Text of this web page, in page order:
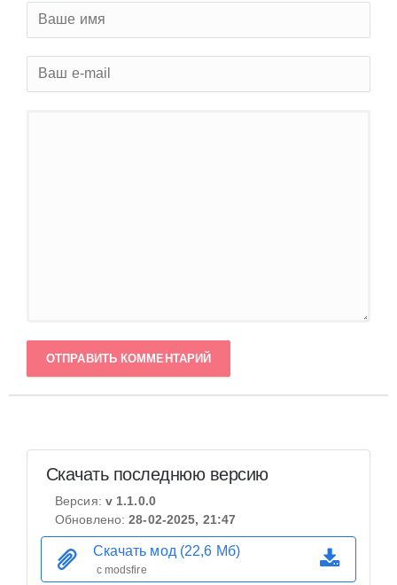
ОТПРАВИТЬ КОММЕНТАРИЙ
Скачать последнюю версию
Версия: v 1.1.0.0
Обновлено:28-02-2025, 21:47
Скачать мод (22,6 Мб)
с modsfire